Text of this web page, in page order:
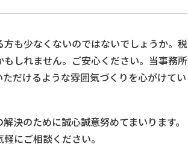
も少なくないのではないでしょうか。税
しれません。ご安心ください。当事務所
だけるような雰囲気づくりを心がけてい
決のために誠心誠意努めてまいります。
にご相談ください。